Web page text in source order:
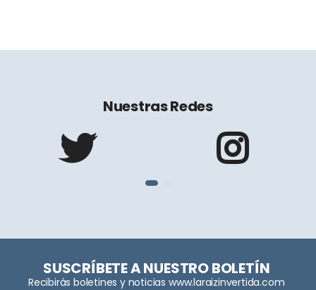
Nuestras Redes
SUSCRÍBETE A NUESTRO BOLETÍN
Recibirás boletines y noticias www.laraizinvertida.com